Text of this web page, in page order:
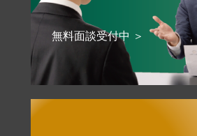
無料面談受付中 ＞